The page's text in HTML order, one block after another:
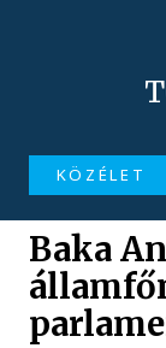
KÖZÉLET
Baka